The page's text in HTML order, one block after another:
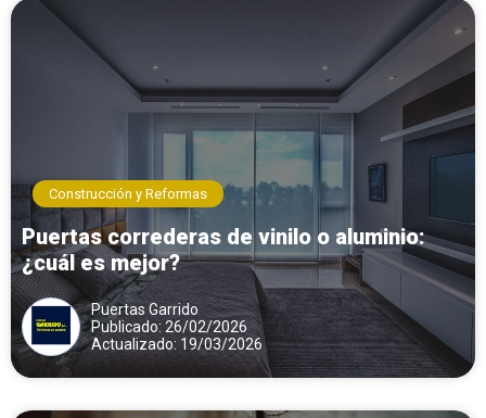
Construcción y Reformas
Puertas correderas de vinilo o aluminio:
¿cuál es mejor?
Puertas Garrido
Publicado: 26/02/2026
Actualizado: 19/03/2026